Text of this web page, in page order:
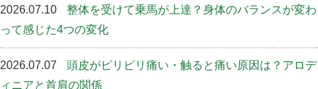
2026.07.10
整体を受けて乗馬が上達？身体のバランスが変わ
って感じた4つの変化
2026.07.07
頭皮がピリピリ痛い・触ると痛い原因は？アロデ
ィニアと首肩の関係